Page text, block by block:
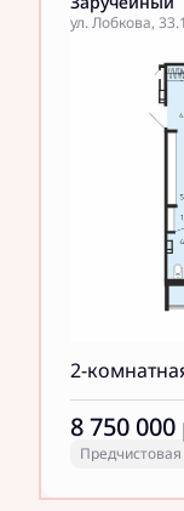
ул. Лобкова,
2-
8 750 000
Предчистовая